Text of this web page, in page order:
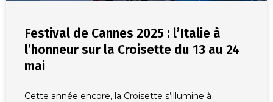
Festival de Cannes 2025 : l’Italie à
l’honneur sur la Croisette du 13 au 24
mai
Cette année encore, la Croisette s’illumine à